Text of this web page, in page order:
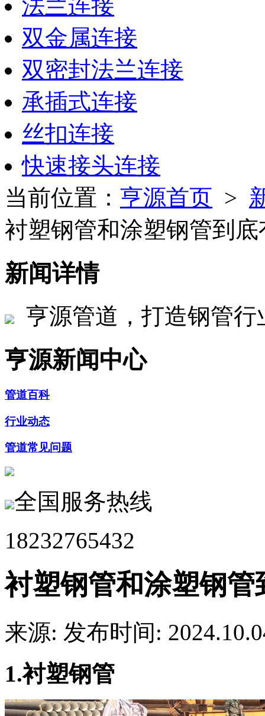
法兰连接
双金属连接
双密封法兰连接
承插式连接
丝扣连接
快速接头连接
当前位置： 亨源首页 >
衬塑钢管和涂塑钢管到
新闻详情
亨源管道，打造钢管
亨源新闻中心
管道百科
行业动态
管道常见问题
全国服务热线
18232765432
衬塑钢管和涂塑钢
来源: 发布时间:
1.衬塑钢管